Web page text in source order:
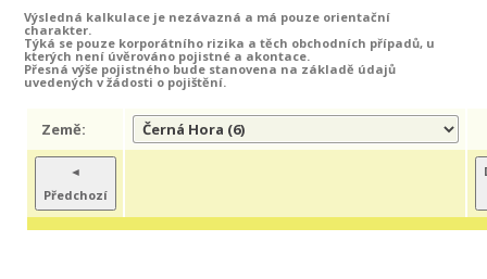
Výsledná kalkulace je nezávazná a má pouze orientační
charakter.
Týká se pouze korporátního rizika a těch obchodních případů, u
kterých není úvěrováno pojistné a akontace.
Přesná výše pojistného bude stanovena na základě údajů
uvedených v žádosti o pojištění.
Země:
◄
Předchozí